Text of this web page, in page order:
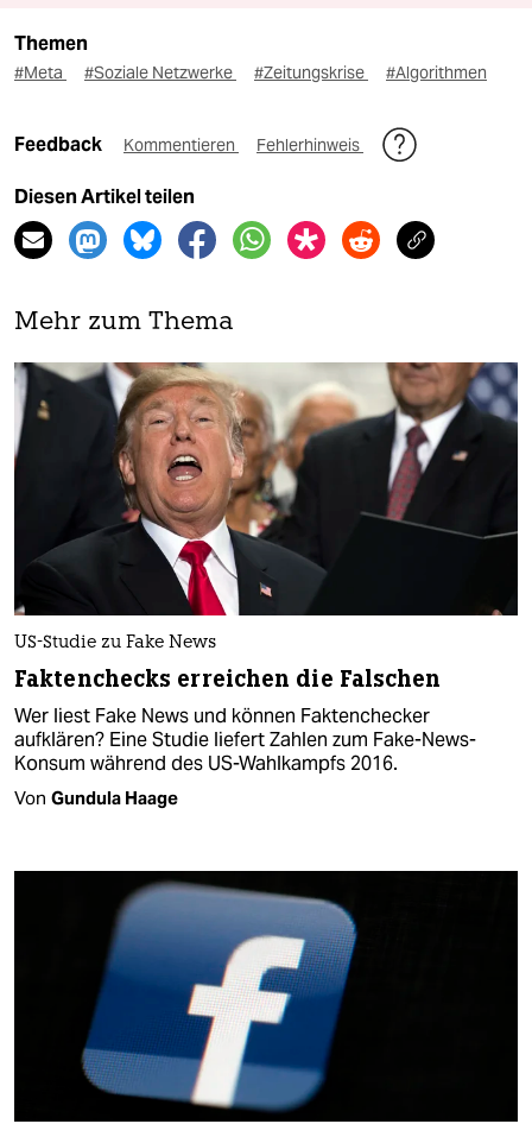
Themen
#Meta #Soziale Netzwerke #Zeitungskrise #Algorithmen
Feedback Kommentieren Fehlerhinweis
Diesen Artikel teilen
Mehr zum Thema
US-Studie zu Fake News
Faktenchecks erreichen die Falschen
Wer liest Fake News und können Faktenchecker
aufklären? Eine Studie liefert Zahlen zum Fake-News-
Konsum während des US-Wahlkampfs 2016.
Von Gundula Haage